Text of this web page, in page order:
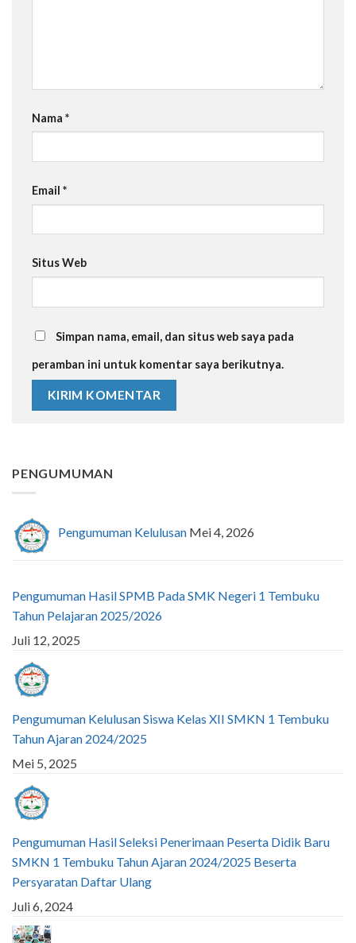
Nama *
Email *
Situs Web
Simpan nama, email, dan situs web saya pada
peramban ini untuk komentar saya berikutnya.
PENGUMUMAN
Pengumuman Kelulusan Mei 4, 2026
Pengumuman Hasil SPMB Pada SMK Negeri 1 Tembuku
Tahun Pelajaran 2025/2026
Juli 12, 2025
Pengumuman Kelulusan Siswa Kelas XII SMKN 1 Tembuku
Tahun Ajaran 2024/2025
Mei 5, 2025
Pengumuman Hasil Seleksi Penerimaan Peserta Didik Baru
SMKN 1 Tembuku Tahun Ajaran 2024/2025 Beserta
Persyaratan Daftar Ulang
Juli 6, 2024